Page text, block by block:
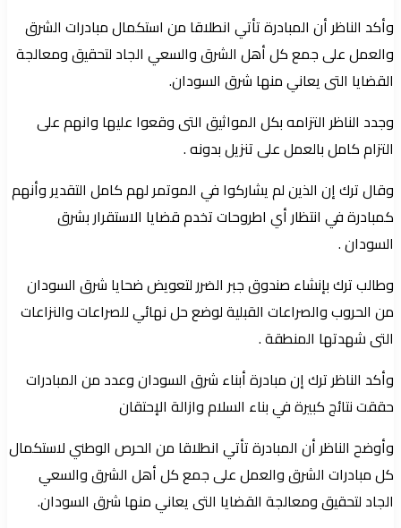
وأكد الناظر أن المبادرة تأتي انطلاقا من استكمال مبادرات الشرق
والعمل على جمع كل أهل الشرق والسعي الجاد لتحقيق ومعالجة
القضايا التى يعاني منها شرق السودان.
وجدد الناظر التزامه بكل المواثيق التى وقعوا عليها وانهم على
التزام كامل بالعمل على تنزيل بدونه .
وقال ترك إن الذين لم يشاركوا في الموتمر لهم كامل التقدير وأنهم
كمبادرة في انتظار أي اطروحات تخدم قضايا الاستقرار بشرق
السودان .
وطالب ترك بإنشاء صندوق جبر الضرر لتعويض ضحايا شرق السودان
من الحروب والصراعات القبلية لوضع حل نهائي للصراعات والنزاعات
التى شهدتها المنطقة .
وأكد الناظر ترك إن مبادرة أبناء شرق السودان وعدد من المبادرات
حققت نتائج كبيرة في بناء السلام وازالة الإحتقان
وأوضح الناظر أن المبادرة تأتي انطلاقا من الحرص الوطني لاستكمال
كل مبادرات الشرق والعمل على جمع كل أهل الشرق والسعي
الجاد لتحقيق ومعالجة القضايا التى يعاني منها شرق السودان.